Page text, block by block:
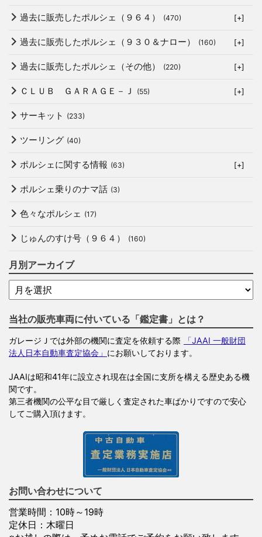
過去に販売したポルシェ（９６４） (470) [+]
過去に販売したポルシェ（９３０＆ナロー） (160) [+]
過去に販売したポルシェ（その他） (220) [+]
ＣＬＵＢ ＧＡＲＡＧＥ－Ｊ (55) [+]
サーキット (233)
ツーリング (40)
ポルシェに関する情報 (63) [+]
ポルシェ乗りのナマ話 (3)
色々なポルシェ (17)
じゅんのすけ号（９６４） (160)
月別アーカイブ
当社の販売車両に付いている「鑑定書」とは？
ガレージＪでは外部の機関に査定を依頼する際
「JAAI 一般財団
法人日本自動車査定協会」 にお願いしております。
JAAIは昭和41年に設立され現在は全国に支所を構える歴史ある機
関です。
第三者機関の公平な目で厳しく査定された車ばかりですので安心
してご購入頂けます。
お問い合わせについて
営業時間：10時～19時
定休日：木曜日